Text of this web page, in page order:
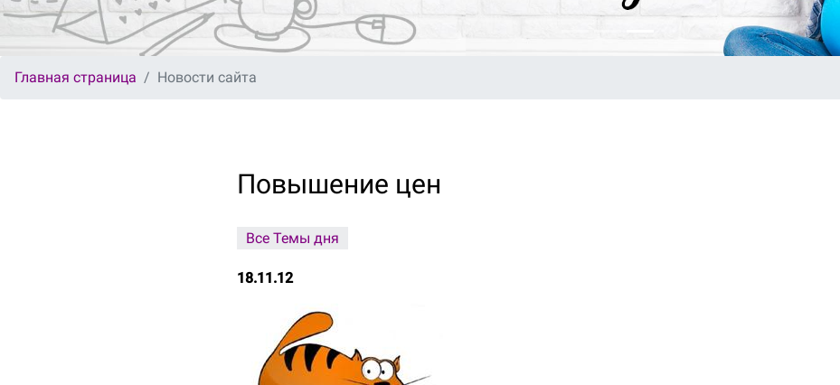
Главная страница Новости сайта
Повышение цен
Все Темы дня
18.11.12